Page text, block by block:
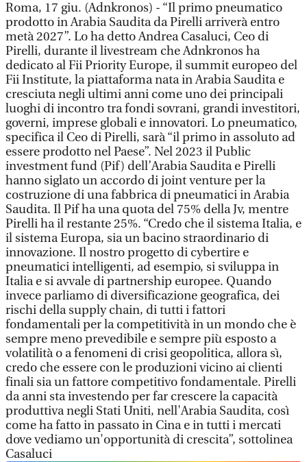
Roma, 17 giu. (Adnkronos) - “Il primo pneumatico
prodotto in Arabia Saudita da Pirelli arriverà entro
metà 2027”. Lo ha detto Andrea Casaluci, Ceo di
Pirelli, durante il livestream che Adnkronos ha
dedicato al Fii Priority Europe, il summit europeo del
Fii Institute, la piattaforma nata in Arabia Saudita e
cresciuta negli ultimi anni come uno dei principali
luoghi di incontro tra fondi sovrani, grandi investitori,
governi, imprese globali e innovatori. Lo pneumatico,
specifica il Ceo di Pirelli, sarà “il primo in assoluto ad
essere prodotto nel Paese”. Nel 2023 il Public
investment fund (Pif) dell’Arabia Saudita e Pirelli
hanno siglato un accordo di joint venture per la
costruzione di una fabbrica di pneumatici in Arabia
Saudita. Il Pif ha una quota del 75% della Jv, mentre
Pirelli ha il restante 25%. “Credo che il sistema Italia, e
il sistema Europa, sia un bacino straordinario di
innovazione. Il nostro progetto di cybertire e
pneumatici intelligenti, ad esempio, si sviluppa in
Italia e si avvale di partnership europee. Quando
invece parliamo di diversificazione geografica, dei
rischi della supply chain, di tutti i fattori
fondamentali per la competitività in un mondo che è
sempre meno prevedibile e sempre più esposto a
volatilità o a fenomeni di crisi geopolitica, allora sì,
credo che essere con le produzioni vicino ai clienti
finali sia un fattore competitivo fondamentale. Pirelli
da anni sta investendo per far crescere la capacità
produttiva negli Stati Uniti, nell'Arabia Saudita, così
come ha fatto in passato in Cina e in tutti i mercati
dove vediamo un'opportunità di crescita”, sottolinea
Casaluci